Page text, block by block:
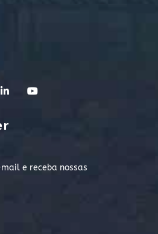
e receba nossas